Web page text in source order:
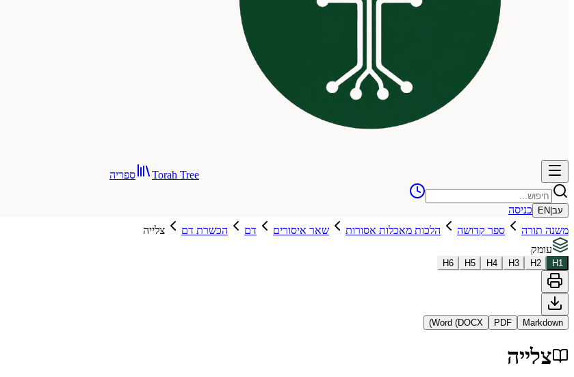
Torah Tree ספריה
עב EN
כניסה
משנה תורה
ספר קדושה הלכות מאכלות אסורות שאר איסורים דם הכשרת דם
צלייה
עומק
H1
H2
H3
H4
H5
H6
Markdown
PDF
Word (DOCX)
צלייה